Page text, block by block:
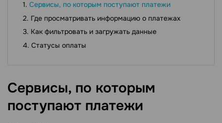
Сервисы, по которым поступают платежи
Где просматривать информацию о платежах
Как фильтровать и загружать данные
Статусы оплаты
Сервисы, по которым
поступают платежи